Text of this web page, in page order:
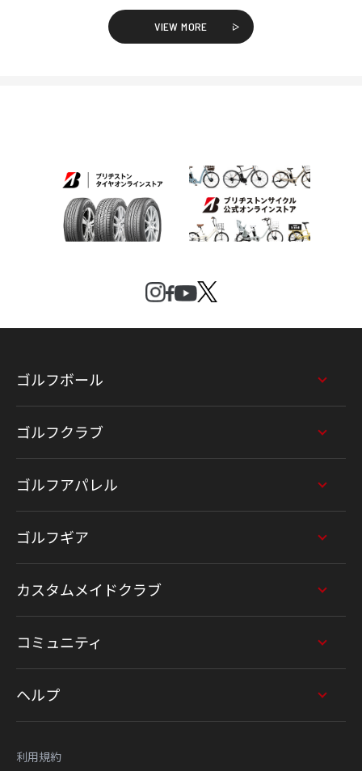
VIEW MORE
ゴルフボール
ゴルフクラブ
ゴルフアパレル
ゴルフギア
カスタムメイドクラブ
コミュニティ
ヘルプ
利用規約